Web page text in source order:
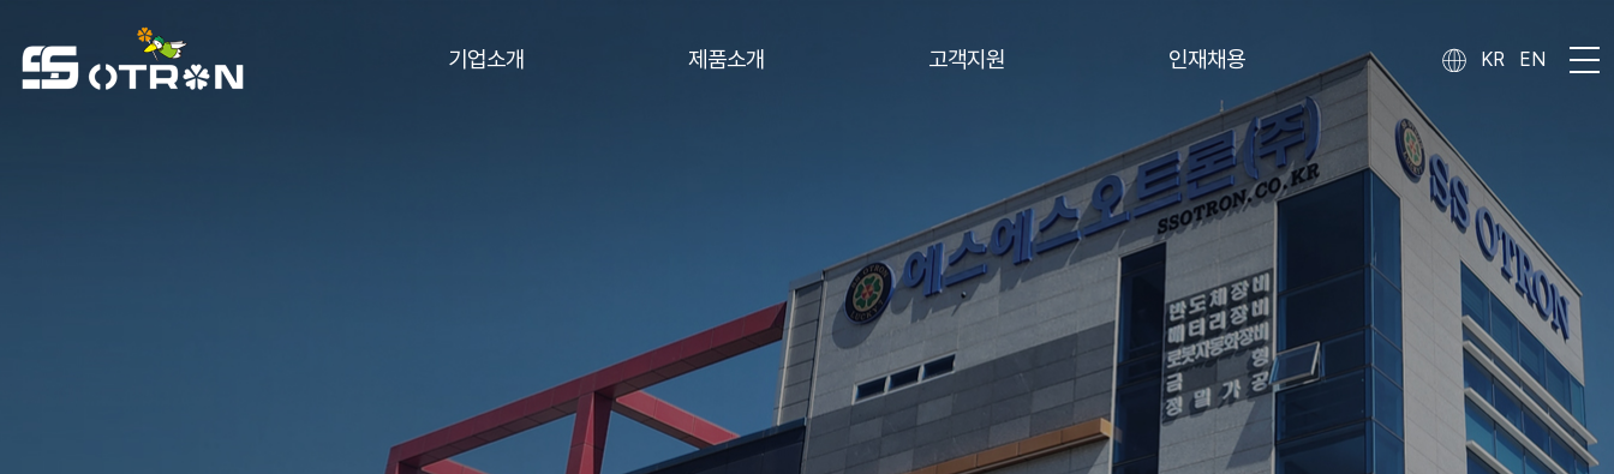
기업소개 제품소개 고객지원 인재채용 KR EN